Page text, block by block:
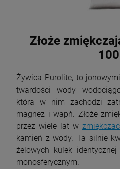
Złoże
Żywica Purolite, to
twardości wody
która w nim zachodzi
magnez i wapń. Złoże
przez wiele lat w
kamień z wody. Ta silnie
żelowych kulek
monosferycznym.